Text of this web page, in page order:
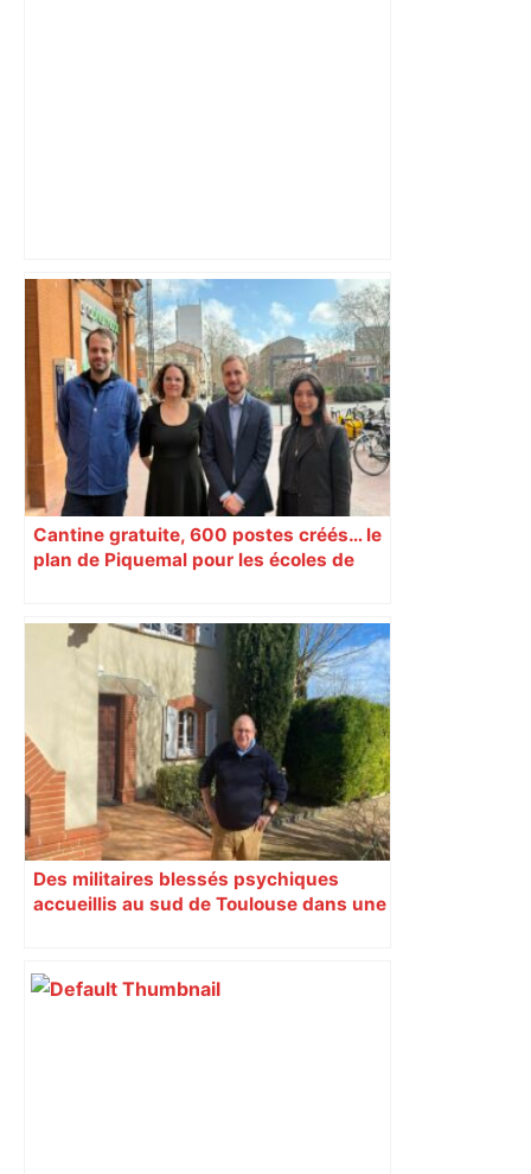
"C’est l’une des plus fortes
fréquentations du circuit" : Toulouse
est-elle la capitale du poker amateur –
ladepeche.fr
Cantine gratuite, 600 postes créés… le
plan de Piquemal pour les écoles de
Des militaires blessés psychiques
accueillis au sud de Toulouse dans une